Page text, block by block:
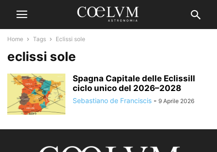
Home Tags Eclissi sole
eclissi sole
Spagna Capitale delle EclissiIl
ciclo unico del 2026–2028
Sebastiano de Franciscis - 9 Aprile 2026